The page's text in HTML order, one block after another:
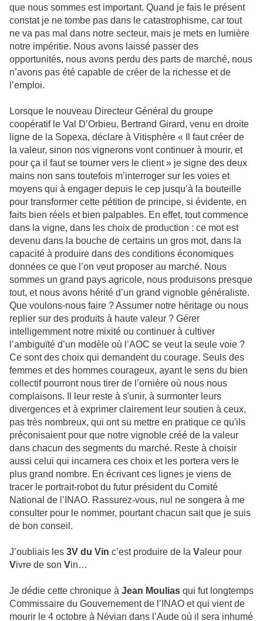
que nous sommes est important. Quand je fais le présent
constat je ne tombe pas dans le catastrophisme, car tout
ne va pas mal dans notre secteur, mais je mets en lumière
notre impéritie. Nous avons laissé passer des
opportunités, nous avons perdu des parts de marché, nous
n’avons pas été capable de créer de la richesse et de
l’emploi.
Lorsque le nouveau Directeur Général du groupe
coopératif le Val D’Orbieu, Bertrand Girard, venu en droite
ligne de la Sopexa, déclare à Vitisphère « Il faut créer de
la valeur, sinon nos vignerons vont continuer à mourir, et
pour ça il faut se tourner vers le client » je signe des deux
mains non sans toutefois m’interroger sur les voies et
moyens qui à engager depuis le cep jusqu’à la bouteille
pour transformer cette pétition de principe, si évidente, en
faits bien réels et bien palpables. En effet, tout commence
dans la vigne, dans les choix de production : ce mot est
devenu dans la bouche de certains un gros mot, dans la
capacité à produire dans des conditions économiques
données ce que l’on veut proposer au marché. Nous
sommes un grand pays agricole, nous produisons presque
tout, et nous avons hérité d’un grand vignoble généraliste.
Que voulons-nous faire ? Assumer notre héritage ou nous
replier sur des produits à haute valeur ? Gérer
intelligemment notre mixité ou continuer à cultiver
l’ambiguïté d’un modèle où l’AOC se veut la seule voie ?
Ce sont des choix qui demandent du courage. Seuls des
femmes et des hommes courageux, ayant le sens du bien
collectif pourront nous tirer de l’ornière où nous nous
complaisons. Il leur reste à s'unir, à surmonter leurs
divergences et à exprimer clairement leur soutien à ceux,
pas très nombreux, qui ont su mettre en pratique ce qu'ils
préconisaient pour que notre vignoble créé de la valeur
dans chacun des segments du marché. Reste à choisir
aussi celui qui incarnera ces choix et les portera vers le
plus grand nombre. En écrivant ces lignes je viens de
tracer le portrait-robot du futur président du Comité
National de l’INAO. Rassurez-vous, nul ne songera à me
consulter pour le nommer, pourtant chacun sait que je suis
de bon conseil.
J’oubliais les 3V du Vin c’est produire de la Valeur pour
Vivre de son Vin…
Je dédie cette chronique à Jean Moulias qui fut longtemps
Commissaire du Gouvernement de l’INAO et qui vient de
mourir le 4 octobre à Névian dans l’Aude où il sera inhumé